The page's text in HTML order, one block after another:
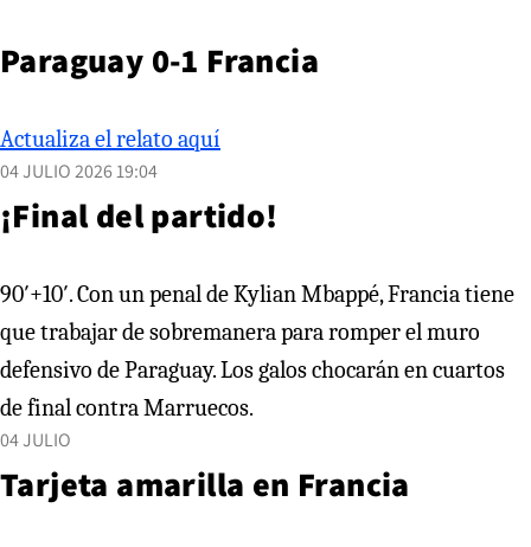
Paraguay 0-1 Francia
Actualiza el relato aquí
04 JULIO 2026 19:04
¡Final del partido!
90′+10′. Con un penal de Kylian Mbappé, Francia tiene
que trabajar de sobremanera para romper el muro
defensivo de Paraguay. Los galos chocarán en cuartos
de final contra Marruecos.
04 JULIO
Tarjeta amarilla en Francia